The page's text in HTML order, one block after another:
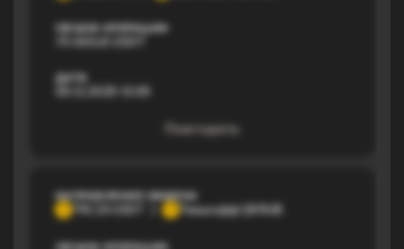
ОБЪЕМ ОПЕРАЦИИ
ДАТА
05.12.2025 13:05
Повторить
НАПРАВЛЕНИЕ ОБМЕНА
T
Тинькофф QR RUB